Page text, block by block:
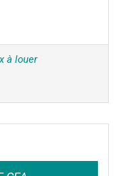
à louer